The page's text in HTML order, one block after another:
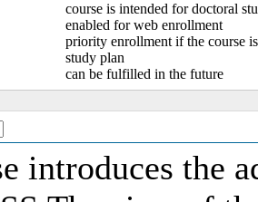
course is intended for doctoral
enabled for web enrollment
priority enrollment if the course
study plan
can be fulfilled in the future
introduces the